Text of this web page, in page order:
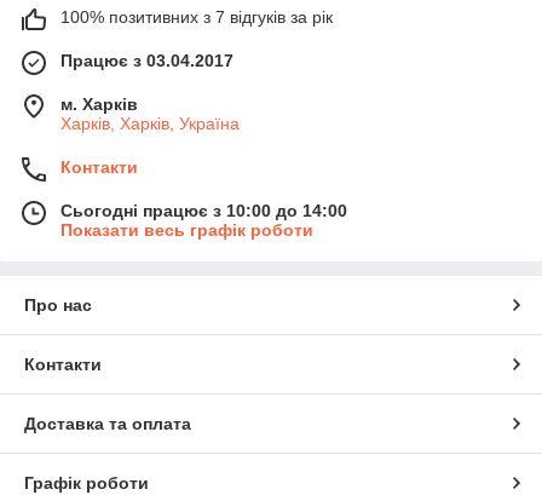
100% позитивних з 7 відгуків за рік
Працює з 03.04.2017
м. Харків
Харків, Харків, Україна
Контакти
Сьогодні працює з 10:00 до 14:00
Показати весь графік роботи
Про нас
Контакти
Доставка та оплата
Графік роботи